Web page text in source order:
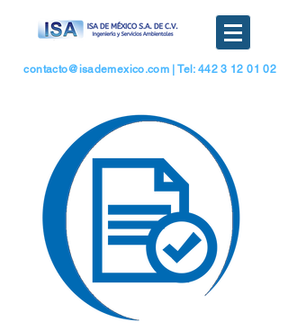
contacto@isademexico.com | Tel: 442 3 12 01 02